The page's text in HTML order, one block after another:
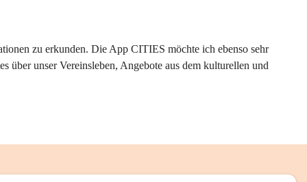
zu erkunden. Die App CITIES möchte ich ebenso sehr
über unser Vereinsleben, Angebote aus dem kulturellen und